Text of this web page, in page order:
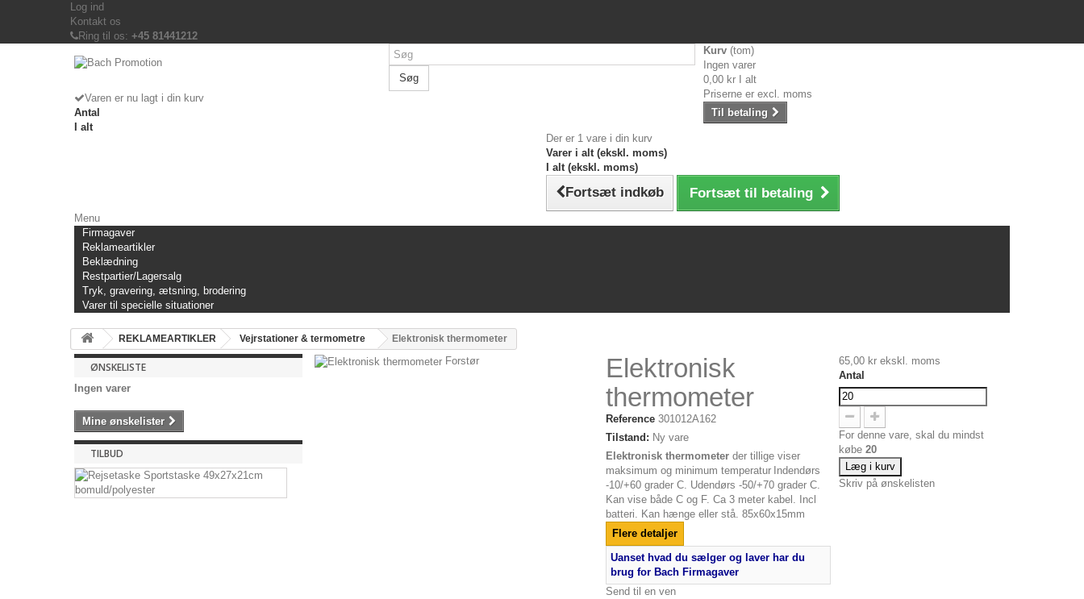
Log ind
Kontakt os
Ring til os: +45 81441212
Søg
Kurv (tom)
Ingen varer
0,00 kr
I alt
Priserne er excl. moms
Til betaling
Varen er nu lagt i din kurv
Antal
I alt
Der er 1 vare i din kurv
Varer i alt (ekskl. moms)
I alt (ekskl. moms)
Fortsæt indkøb Fortsæt til betaling
Menu
Firmagaver
Reklameartikler
Beklædning
Restpartier/Lagersalg
Tryk, gravering, ætsning, brodering
Varer til specielle situationer
REKLAMEARTIKLER Vejrstationer & termometre Elektronisk thermometer
ØNSKELISTE
Ingen varer
Mine ønskelister
TILBUD
Forstør
Elektronisk
thermometer
Reference 301012A162
Tilstand: Ny vare
Elektronisk thermometer der tillige viser
maksimum og minimum temperatur Indendørs
-10/+60 grader C. Udendørs -50/+70 grader C.
Kan vise både C og F. Ca 3 meter kabel. Incl
batteri. Kan hænge eller stå. 85x60x15mm
Flere detaljer
Uanset hvad du sælger og laver har du
brug for Bach Firmagaver
Send til en ven
65,00 kr ekskl. moms
Antal
For denne vare, skal du mindst
købe20
Læg i kurv
Skriv på ønskelisten